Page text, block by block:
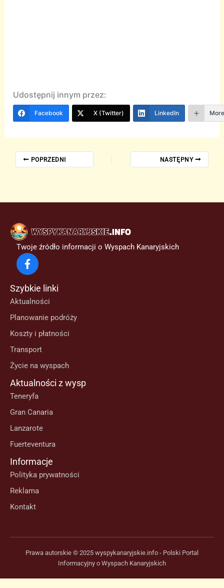
Udostępnij innym przez:
Facebook X (Twitter) LinkedIn
POPRZEDNI NASTĘPNY
Twoje źródło informacji o Wyspach Kanaryjskich
Szybkie linki
Aktualności
Planowanie podróży
Koszty i płatności
Transport
Życie na wyspach
Aktualności z wysp
Teneryfa
Gran Canaria
Lanzarote
Fuerteventura
Informacje
Polityka prywatności
Reklama
Kontakt
Prawa autorskie © 2025 wyspykanaryjskie.info - Polski Portal
Informacyjny o Wyspach Kanaryjskich